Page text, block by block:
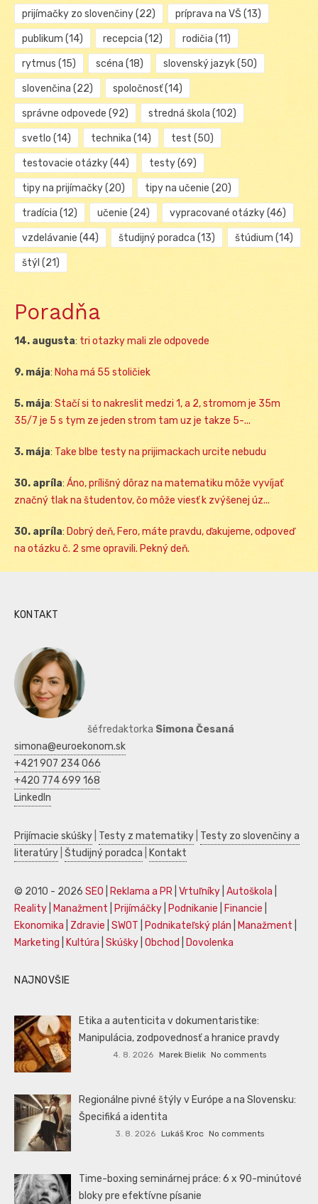
prijímačky zo slovenčiny(22) príprava na VŠ (13)
publikum (14) recepcia (12) rodičia (11)
rytmus (15) scéna (18) slovenský jazyk(50)
slovenčina (22) spoločnosť(14)
správne odpovede (92) stredná škola (102)
svetlo (14) technika (14) test (50)
testovacie otázky(44) testy(69)
tipy na prijímačky(20) tipy na učenie (20)
tradícia (12) učenie (24) vypracované otázky(46)
vzdelávanie (44) študijný poradca (13) štúdium (14)
štýl (21)
Poradňa
14. augusta: tri otazky mali zle odpovede
9. mája: Noha má 55 stoličiek
5. mája: Stačí si to nakreslit medzi 1, a 2, stromom je 35m
35/7 je 5 s tym ze jeden strom tam uz je takze 5-...
3. mája: Take blbe testy na prijimackach urcite nebudu
30. apríla: Áno, prílišný dôraz na matematiku môže vyvíjať
značný tlak na študentov, čo môže viesť k zvýšenej úz...
30. apríla: Dobrý deň, Fero, máte pravdu, ďakujeme, odpoveď
na otázku č. 2 sme opravili. Pekný deň.
KONTAKT
šéfredaktorka Simona Česaná
simona@euroekonom.sk
+421 907 234 066
+420 774 699 168
LinkedIn
Prijímacie skúšky Testy z matematiky Testy zo slovenčiny a
literatúry Študijný poradca Kontakt
© 2010 - 2026 SEO Reklama a PR Vrtuľníky Autoškola
Reality
Manažment Prijímáčky Podnikanie Financie
Ekonomika
Zdravie SWOT Podnikateľský plán Manažment
Marketing
Kultúra Skúšky Obchod Dovolenka
NAJNOVŠIE
Etika a autenticita v dokumentaristike:
Manipulácia, zodpovednosť a hranice pravdy
4. 8. 2026 Marek Bielik No comments
Regionálne pivné štýly v Európe a na Slovensku:
Špecifiká a identita
3. 8. 2026 Lukáš Kroc No comments
Time-boxing seminárnej práce: 6 x 90-minútové
bloky pre efektívne písanie